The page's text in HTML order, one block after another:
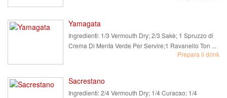
Yamagata
Ingredienti: 1/3 Vermouth Dry; 2/3 Sakè; 1 Spruzzo di
Crema Di Menta Verde Per Servire;1 Ravanello Ton ...
Prepara il drink
Sacrestano
Ingredienti:2/4 Vermouth Dry; 1/4 Curacao; 1/4